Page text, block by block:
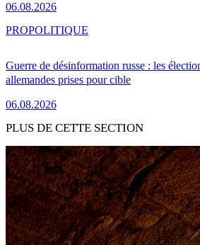
06.08.2026
Guerre de désinformation russe : les
allemandes prises pour cible
06.08.2026
PROPOLITIQUE
PLUS DE CETTE SECTION